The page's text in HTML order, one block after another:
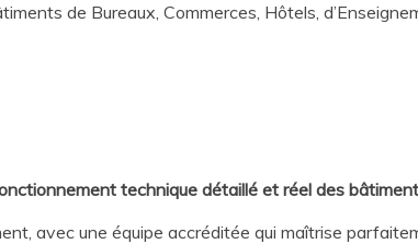
de Bureaux, Commerces, Hôtels,
technique détaillé et réel des
avec une équipe accréditée qui maîtrise